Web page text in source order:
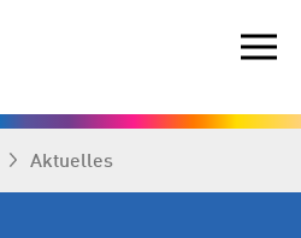
Aktuelles